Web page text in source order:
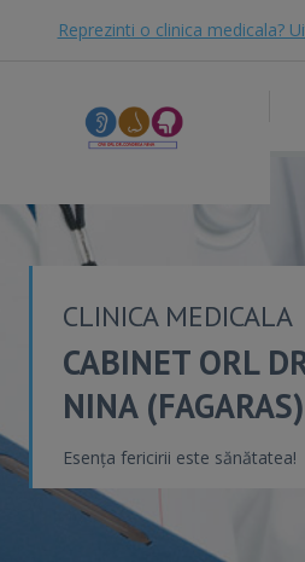
Reprezinti o clinica medicala?
CLINICA MEDICALA
CABINET ORL
NINA (FAGARAS)
Esența fericirii este sănătatea!